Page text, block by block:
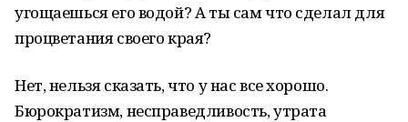
угощаешься его водой? А ты сам что сделал для
процветания своего края?
Нет, нельзя сказать, что у нас все хорошо.
Бюрократизм, несправедливость, утрата